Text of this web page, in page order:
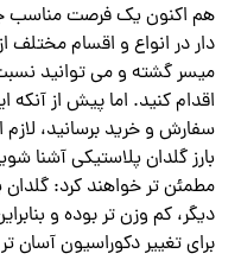
هم اکنون یک فرصت مناسب
دار در انواع و اقسام مختلف
میسر گشته و می توانید
اقدام کنید. اما پیش از
سفارش و خرید برسانید، لازم
بارز گلدان پلاستیکی آشنا
مطمئن تر خواهند کرد:
دیگر، کم وزن تر بوده و
برای تغییر دکوراسیون آسان